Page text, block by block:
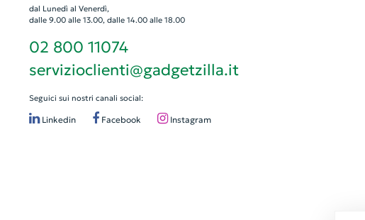
dal Lunedì al Venerdì,
dalle 9.00 alle 13.00, dalle 14.00 alle 18.00
02 800 11074
servizioclienti@gadgetzilla.it
Seguici sui nostri canali social:
Linkedin Facebook Instagram